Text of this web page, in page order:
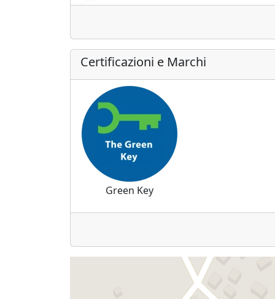
Certificazioni e Marchi
Green Key